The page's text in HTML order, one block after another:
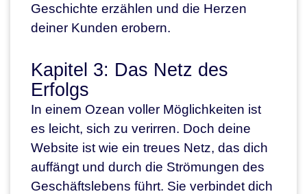
Geschichte erzählen und die Herzen
deiner Kunden erobern.
Kapitel 3: Das Netz des
Erfolgs
In einem Ozean voller Möglichkeiten ist
es leicht, sich zu verirren. Doch deine
Website ist wie ein treues Netz, das dich
auffängt und durch die Strömungen des
Geschäftslebens führt. Sie verbindet dich